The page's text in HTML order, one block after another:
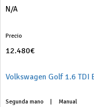
N/A
Precio
12.480€
Volkswagen Golf 1.6 TDI
Segunda mano Manual